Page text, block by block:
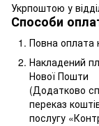
Укрпоштою у
Способи
Повна оплата
Накладений
Нової Пошти
(Додатково
переказ
послугу